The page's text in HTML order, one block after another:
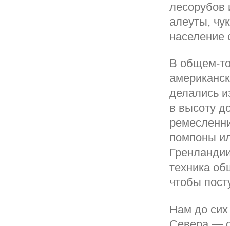
лесорубов
алеуты,
население
В общем-
делались
в высоту
помпоны
техника
чтобы
Нам до сих